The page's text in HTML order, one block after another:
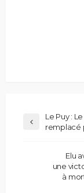
Le Puy :
remplacé
Elu
une
à